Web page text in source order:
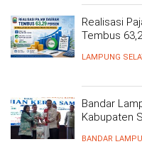
Realisasi
Tembus
LAMPUNG
Bandar
Kabupaten
BANDAR